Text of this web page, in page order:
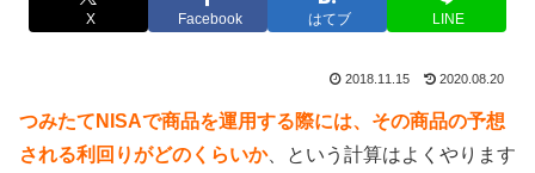
X Facebook はてブ LINE
2018.11.15 2020.08.20
つみたてNISAで商品を運用する際には、その商品の予想
される利回りがどのくらいか、という計算はよくやります